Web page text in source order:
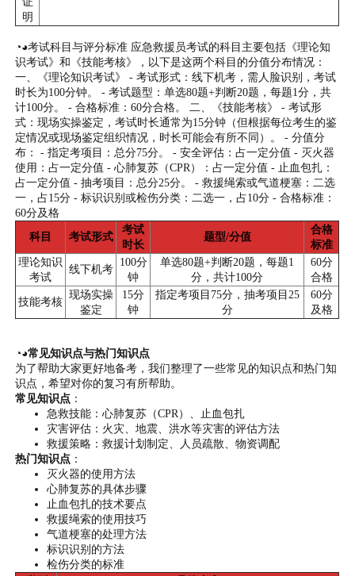
明
◔◕考试科目与评分标准 应急救援员考试的科目主要包括《理论知
识考试》和《技能考核》，以下是这两个科目的分值分布情况：
一、《理论知识考试》 - 考试形式：线下机考，需人脸识别，考试
时长为100分钟。 - 考试题型：单选80题+判断20题，每题1分，共
计100分。 - 合格标准：60分合格。 二、《技能考核》 - 考试形
式：现场实操鉴定，考试时长通常为15分钟（但根据每位考生的鉴
定情况或现场鉴定组织情况，时长可能会有所不同）。 - 分值分
布： - 指定考项目：总分75分。 - 安全评估：占一定分值 - 灭火器
使用：占一定分值 - 心肺复苏（CPR）：占一定分值 - 止血包扎：
占一定分值 - 抽考项目：总分25分。 - 救援绳索或气道梗塞：二选
一，占15分 - 标识识别或检伤分类：二选一，占10分 - 合格标准：
60分及格
科目
考试形式
考试
时长
题型/分值
合格
标准
理论知识
考试
线下机考
100分
钟
单选80题+判断20题，每题1
分，共计100分
60分
合格
技能考核
现场实操
鉴定
15分
钟
指定考项目75分，抽考项目25
分
60分
及格
◔◕常见知识点与热门知识点
为了帮助大家更好地备考，我们整理了一些常见的知识点和热门知
识点，希望对你的复习有所帮助。
常见知识点 ：
急救技能：心肺复苏（CPR）、止血包扎
灾害评估：火灾、地震、洪水等灾害的评估方法
救援策略：救援计划制定、人员疏散、物资调配
热门知识点 ：
灭火器的使用方法
心肺复苏的具体步骤
止血包扎的技术要点
救援绳索的使用技巧
气道梗塞的处理方法
标识识别的方法
检伤分类的标准